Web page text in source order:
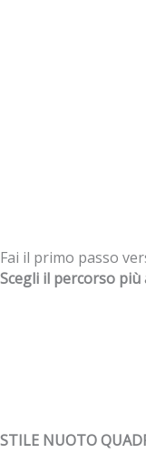
Fai il primo passo
Scegli il percorso
STILE NUOTO